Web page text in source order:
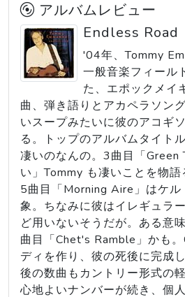
アルバムレビュー
Endless Road
'04年、Tommy
一般音楽フィール
た、エポックメイ
曲、弾き語りとアカペラソン
いスープみたいに彼のアコギ
る。トップのアルバムタイト
凄いのなんの。3曲目「Green
い」Tommy も凄いことを物語
5曲目「Morning Aire」はケル
象。ちなみに彼はイレギュラ
ど用いないそうだが。ある意
曲目「Chet's Ramble」かも
ディを作り、彼の死後に完成
後の数曲もカントリー形式の
心地よいナンバーが続き、個